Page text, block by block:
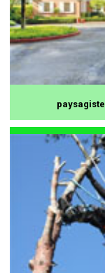
paysagiste